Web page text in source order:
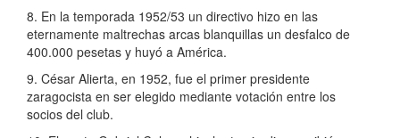
8. En la temporada 1952/53 un directivo hizo en las
eternamente maltrechas arcas blanquillas un desfalco de
400.000 pesetas y huyó a América.
9. César Alierta, en 1952, fue el primer presidente
zaragocista en ser elegido mediante votación entre los
socios del club.